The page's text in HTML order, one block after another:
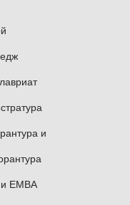
организаций
«Нефтяная
инвестиций
Сербии (SIEPA)
и
EMBA